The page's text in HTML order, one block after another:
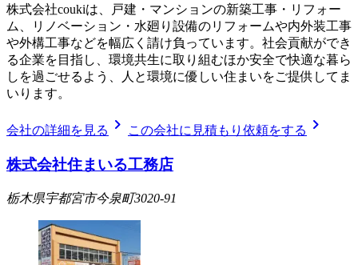
株式会社coukiは、戸建・マンションの新築工事・リフォー
ム、リノベーション・水廻り設備のリフォームや内外装工事
や外構工事などを幅広く請け負っています。社会貢献ができ
る企業を目指し、環境共生に取り組むほか安全で快適な暮ら
しを過ごせるよう、人と環境に優しい住まいをご提供してま
いります。
会社の詳細を見る chevron_right この会社に見積もり依頼をする chevron_right
株式会社住まいる工務店
栃木県宇都宮市今泉町3020-91